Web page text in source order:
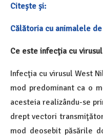
Citește și:
Călătoria cu animalele
Ce este infecţia cu
Infecţia cu virusul West
mod predominant ca o
acesteia realizându-se
drept vectori
mod deosebit păsările